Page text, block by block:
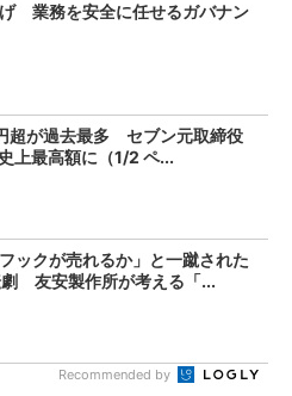
業務を安全に任せるガバナン
超が過去最多 セブン元取締役
上最高額に（1/2 ペ...
ックが売れるか」と一蹴された
友安製作所が考える「...
Recommended by